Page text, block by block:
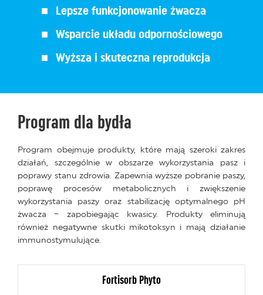
Lepsze funkcjonowanie żwacza
Wsparcie układu odpornościowego
Wyższa i skuteczna reprodukcja
Program dla bydła
Program obejmuje produkty, które mają szeroki zakres
działań, szczególnie w obszarze wykorzystania pasz i
poprawy stanu zdrowia. Zapewnia wyższe pobranie paszy,
poprawę procesów metabolicznych i zwiększenie
wykorzystania paszy oraz stabilizację optymalnego pH
żwacza – zapobiegając kwasicy. Produkty eliminują
również negatywne skutki mikotoksyn i mają działanie
immunostymulujące.
Fortisorb Phyto